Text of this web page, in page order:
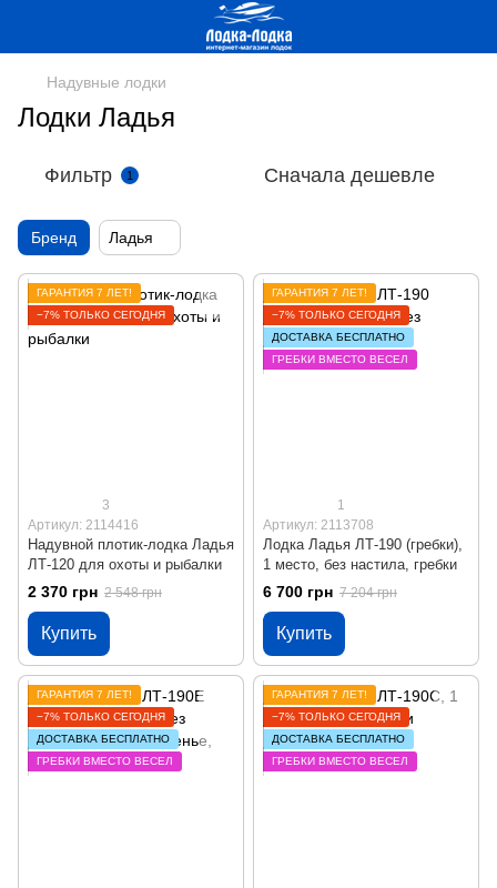
Надувные лодки
Лодки Ладья
Фильтр 1 Сначала дешевле
Бренд Ладья
ГАРАНТИЯ 7 ЛЕТ!
−7% ТОЛЬКО СЕГОДНЯ
3
Артикул: 2114416
Надувной плотик-лодка Ладья
ЛТ-120 для охоты и рыбалки
2 370 грн 2 548 грн
Купить
ГАРАНТИЯ 7 ЛЕТ!
−7% ТОЛЬКО СЕГОДНЯ
ДОСТАВКА БЕСПЛАТНО
ГРЕБКИ ВМЕСТО ВЕСЕЛ
1
Артикул: 2113708
Лодка Ладья ЛТ-190 (гребки),
1 место, без настила, гребки
6 700 грн 7 204 грн
Купить
ГАРАНТИЯ 7 ЛЕТ!
−7% ТОЛЬКО СЕГОДНЯ
ДОСТАВКА БЕСПЛАТНО
ГРЕБКИ ВМЕСТО ВЕСЕЛ
ГАРАНТИЯ 7 ЛЕТ!
−7% ТОЛЬКО СЕГОДНЯ
ДОСТАВКА БЕСПЛАТНО
ГРЕБКИ ВМЕСТО ВЕСЕЛ